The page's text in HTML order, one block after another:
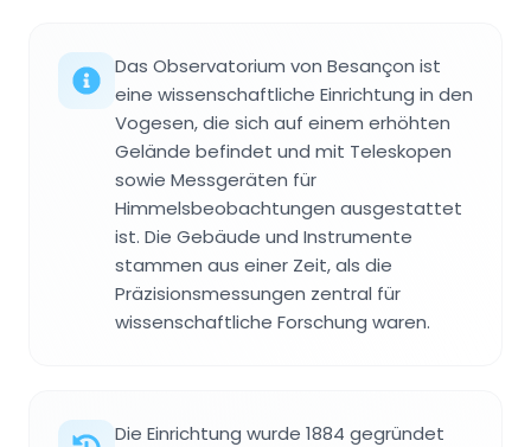
Das Observatorium von Besançon ist
eine wissenschaftliche Einrichtung in den
Vogesen, die sich auf einem erhöhten
Gelände befindet und mit Teleskopen
sowie Messgeräten für
Himmelsbeobachtungen ausgestattet
ist. Die Gebäude und Instrumente
stammen aus einer Zeit, als die
Präzisionsmessungen zentral für
wissenschaftliche Forschung waren.
Die Einrichtung wurde 1884 gegründet